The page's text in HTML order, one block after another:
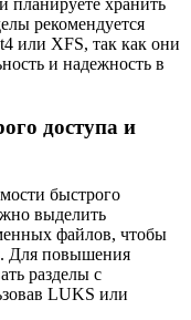
планируете хранить
рекомендуется
или XFS, так как они
и надежность в
доступа и
быстрого
выделить
файлов, чтобы
Для повышения
разделы с
LUKS или